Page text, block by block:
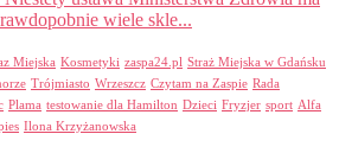
wiele skle...
Miejska Kosmetyki zaspa24.pl Straż Miejska w Gdańsku
Trójmiasto Wrzeszcz Czytam na Zaspie Rada
Plama testowanie dla Hamilton Dzieci Fryzjer sport Alfa
Ilona Krzyżanowska